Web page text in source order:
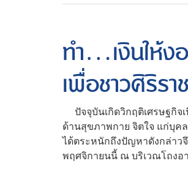
ทำ...เงินให้งอ
เพื่อชาวศิริรา
ปัจจุบันเกิดวิกฤติเศรษฐกิจ
ด้านสุขภาพกาย จิตใจ แก่บุค
ได้ตระหนักถึงปัญหาดังกล่าวจึ
พฤศจิกายนนี้ ณ บริเวณโถงอ